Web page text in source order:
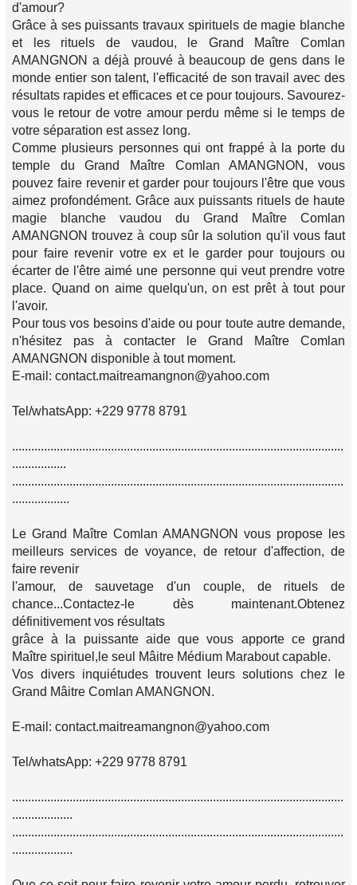
d'amour?
Grâce à ses puissants travaux spirituels de magie blanche
et les rituels de vaudou, le Grand Maître Comlan
AMANGNON a déjà prouvé à beaucoup de gens dans le
monde entier son talent, l'efficacité de son travail avec des
résultats rapides et efficaces et ce pour toujours. Savourez-
vous le retour de votre amour perdu même si le temps de
votre séparation est assez long.
Comme plusieurs personnes qui ont frappé à la porte du
temple du Grand Maître Comlan AMANGNON, vous
pouvez faire revenir et garder pour toujours l'être que vous
aimez profondément. Grâce aux puissants rituels de haute
magie blanche vaudou du Grand Maître Comlan
AMANGNON trouvez à coup sûr la solution qu'il vous faut
pour faire revenir votre ex et le garder pour toujours ou
écarter de l'être aimé une personne qui veut prendre votre
place. Quand on aime quelqu'un, on est prêt à tout pour
l'avoir.
Pour tous vos besoins d'aide ou pour toute autre demande,
n'hésitez pas à contacter le Grand Maître Comlan
AMANGNON disponible à tout moment.
E-mail: contact.maitreamangnon@yahoo.com
Tel/whatsApp: +229 9778 8791
........................................................................................................
.................
........................................................................................................
..................
Le Grand Maître Comlan AMANGNON vous propose les
meilleurs services de voyance, de retour d'affection, de
faire revenir
l'amour, de sauvetage d'un couple, de rituels de
chance...Contactez-le dès maintenant.Obtenez
définitivement vos résultats
grâce à la puissante aide que vous apporte ce grand
Maître spirituel,le seul Mâitre Médium Marabout capable.
Vos divers inquiétudes trouvent leurs solutions chez le
Grand Mâitre Comlan AMANGNON.
E-mail: contact.maitreamangnon@yahoo.com
Tel/whatsApp: +229 9778 8791
........................................................................................................
...................
........................................................................................................
...................